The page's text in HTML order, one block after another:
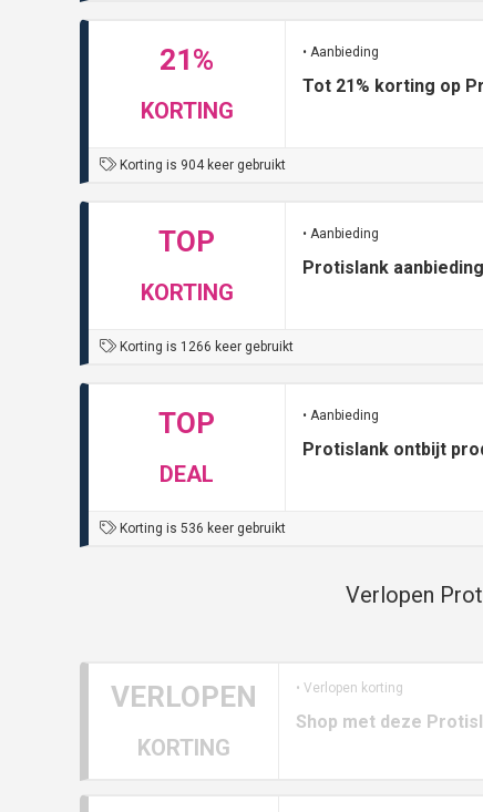
21%
KORTING
• Aanbieding
Tot 21% korting op
Korting is 904 keer gebruikt
TOP
KORTING
• Aanbieding
Protislank
Korting is 1266 keer gebruikt
TOP
DEAL
• Aanbieding
Protislank ontbijt
Korting is 536 keer gebruikt
Verlopen
VERLOPEN
KORTING
• Verlopen korting
Shop met deze